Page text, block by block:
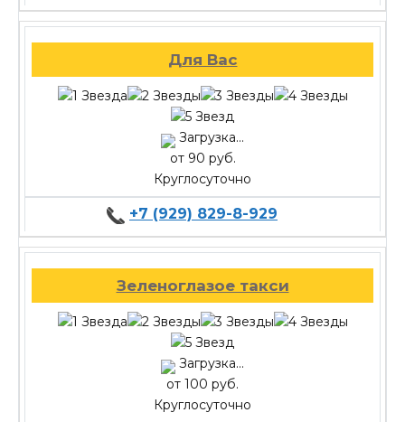
Для Вас
Загрузка...
от 90 руб.
Круглосуточно
+7 (929) 829-8-929
Зеленоглазое такси
Загрузка...
от 100 руб.
Круглосуточно